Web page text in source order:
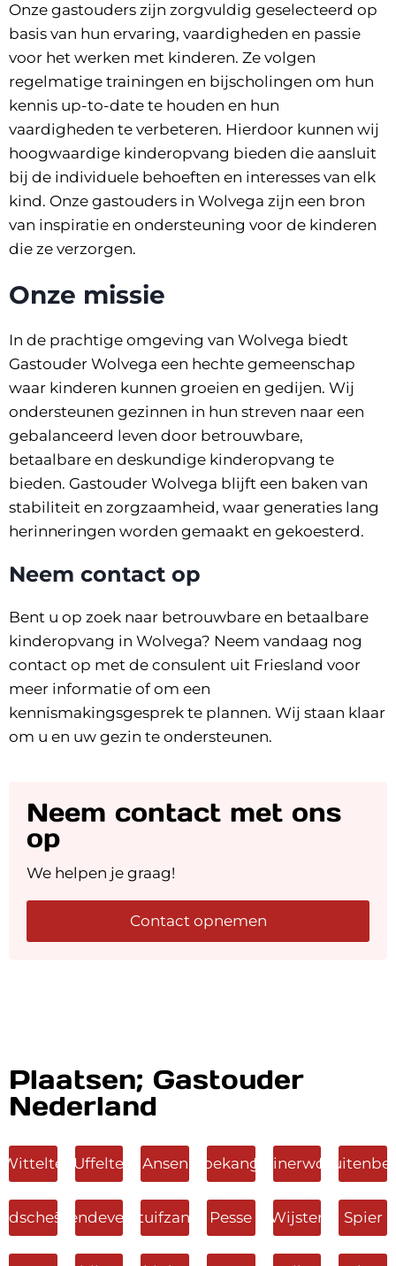
Onze gastouders zijn zorgvuldig geselecteerd op
basis van hun ervaring, vaardigheden en passie
voor het werken met kinderen. Ze volgen
regelmatige trainingen en bijscholingen om hun
kennis up-to-date te houden en hun
vaardigheden te verbeteren. Hierdoor kunnen wij
hoogwaardige kinderopvang bieden die aansluit
bij de individuele behoeften en interesses van elk
kind. Onze gastouders in Wolvega zijn een bron
van inspiratie en ondersteuning voor de kinderen
die ze verzorgen.
Onze missie
In de prachtige omgeving van Wolvega biedt
Gastouder Wolvega een hechte gemeenschap
waar kinderen kunnen groeien en gedijen. Wij
ondersteunen gezinnen in hun streven naar een
gebalanceerd leven door betrouwbare,
betaalbare en deskundige kinderopvang te
bieden. Gastouder Wolvega blijft een baken van
stabiliteit en zorgzaamheid, waar generaties lang
herinneringen worden gemaakt en gekoesterd.
Neem contact op
Bent u op zoek naar betrouwbare en betaalbare
kinderopvang in Wolvega? Neem vandaag nog
contact op met de consulent uit Friesland voor
meer informatie of om een
kennismakingsgesprek te plannen. Wij staan klaar
om u en uw gezin te ondersteunen.
Neem contact met ons
op
We helpen je graag!
Contact opnemen
Plaatsen; Gastouder
Nederland
Wittelte Uffelte Ansen KoekangeRuinerwold
TiendeveenStuifzand Pesse Wijster Spier